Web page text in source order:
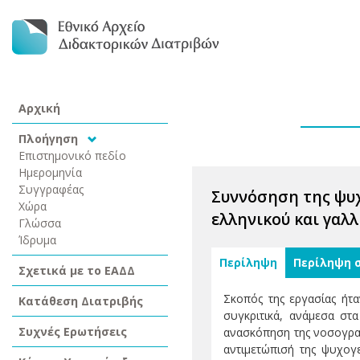
Αρχική
Πλοήγηση
Επιστημονικό πεδίο
Ημερομηνία
Συγγραφέας
Χώρα
Γλώσσα
Ίδρυμα
Σχετικά με το ΕΑΔΔ
Κατάθεση Διατριβής
Συχνές Ερωτήσεις
Συννόσηση της
ελληνικού και
Περίληψη Περίληψη
Σκοπός της εργασίας
συγκριτικά, ανάμεσα
ανασκόπηση της
αντιμετώπισή της